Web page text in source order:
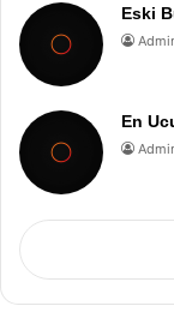
Eski
En